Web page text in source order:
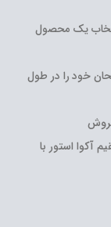
یک محصول
خود را در طول
استور با